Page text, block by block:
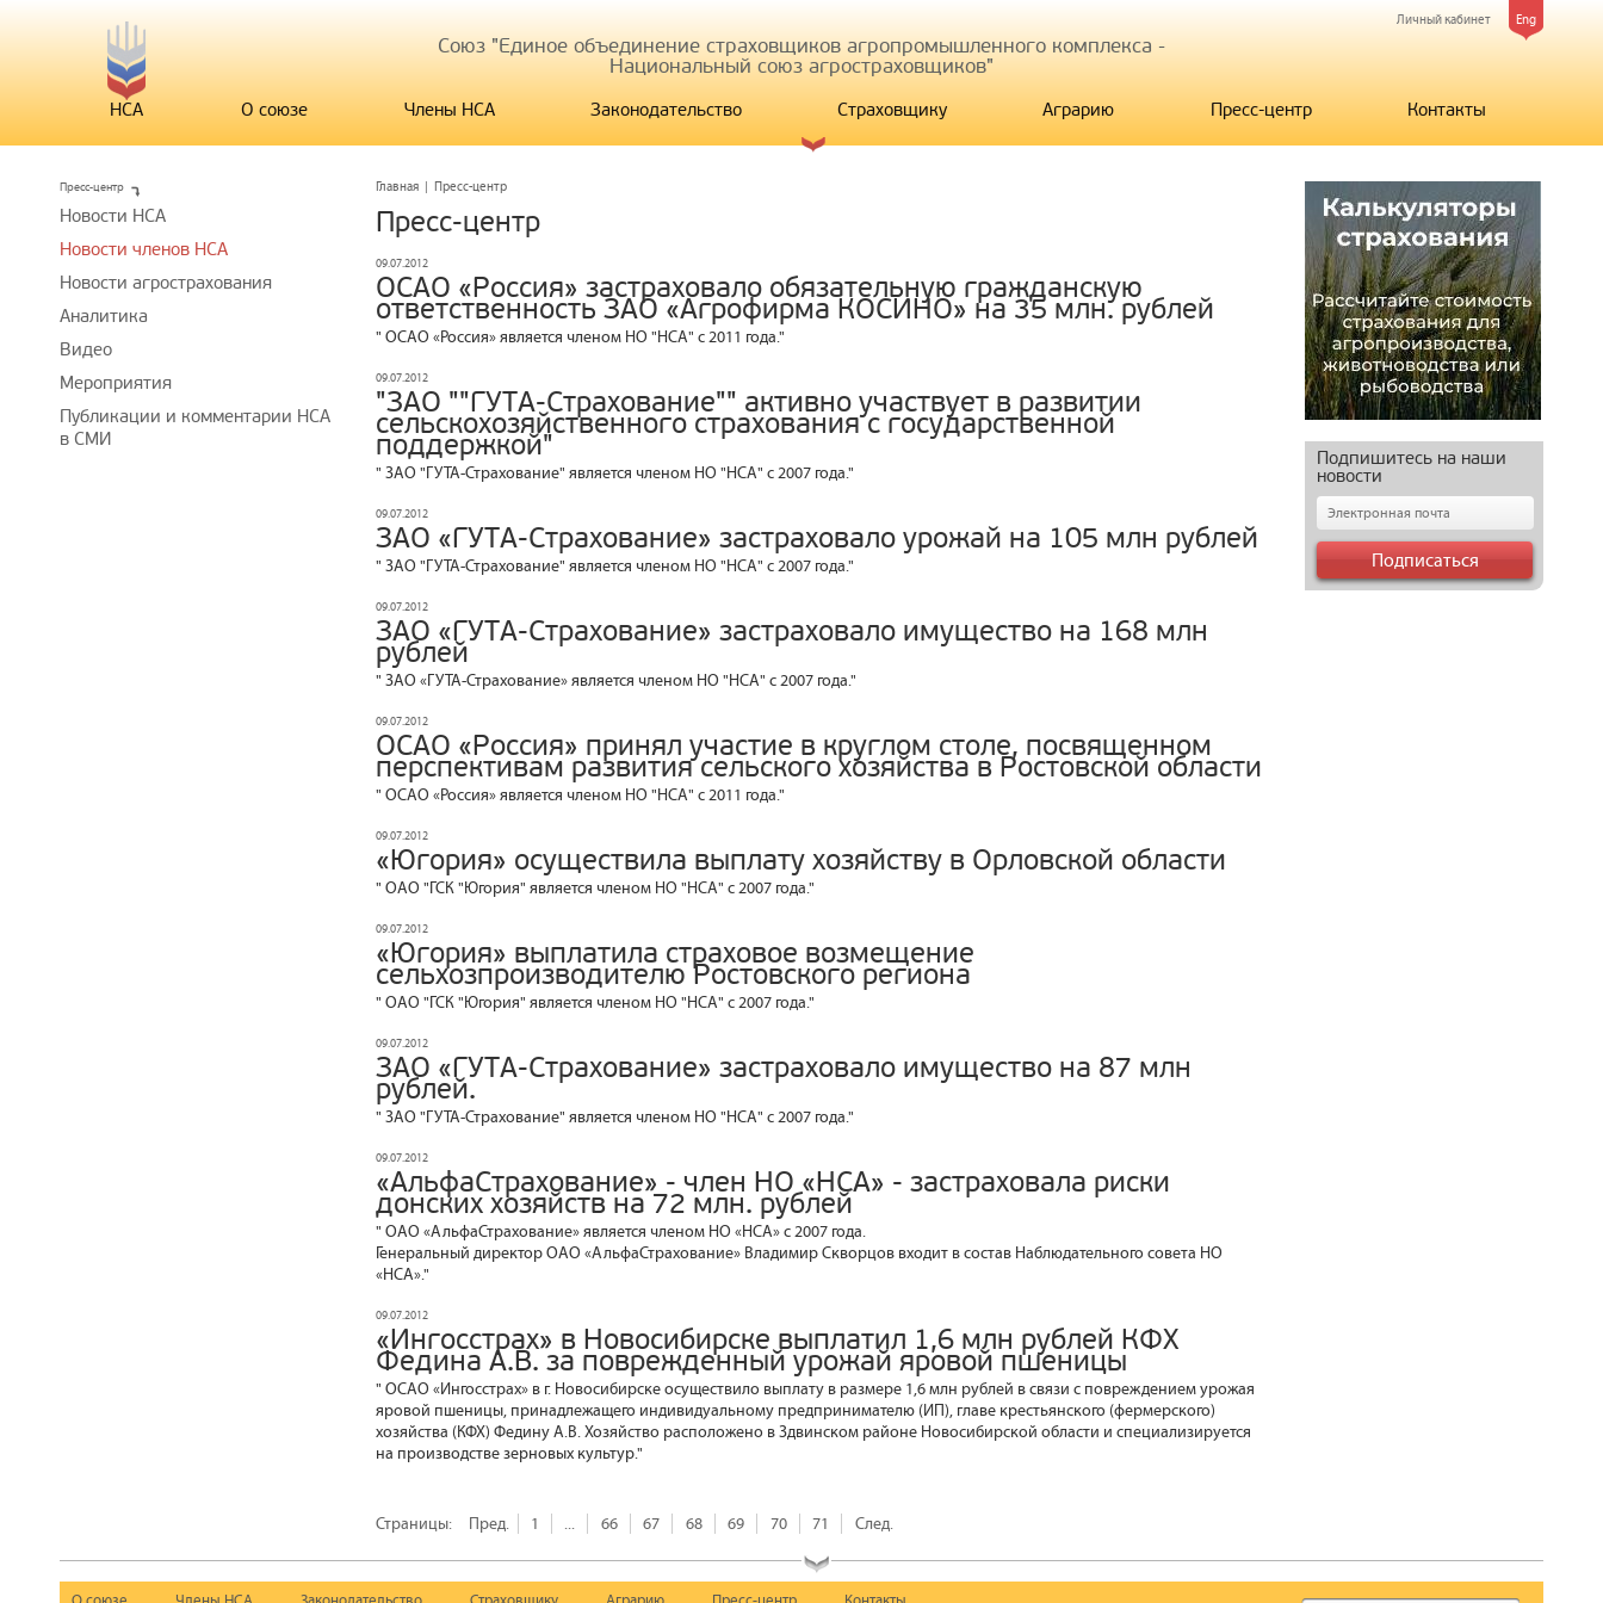
Eng
Личный кабинет
Союз "Единое объединение страховщиков агропромышленного комплекса -
Национальный союз агростраховщиков"
НСА О союзе Члены НСА Законодательство Страховщику Аграрию Пресс-центр Контакты
Главная | Пресс-центр
Пресс-центр
09.07.2012
ОСАО «Россия» застраховало обязательную гражданскую
ответственность ЗАО «Агрофирма КОСИНО» на 35 млн. рублей
" ОСАО «Россия» является членом НО "НСА" с 2011 года."
09.07.2012
"ЗАО ""ГУТА-Страхование"" активно участвует в развитии
сельскохозяйственного страхования с государственной
поддержкой"
" ЗАО "ГУТА-Страхование" является членом НО "НСА" с 2007 года."
09.07.2012
ЗАО «ГУТА-Страхование» застраховало урожай на 105 млн рублей
" ЗАО "ГУТА-Страхование" является членом НО "НСА" с 2007 года."
09.07.2012
ЗАО «ГУТА-Страхование» застраховало имущество на 168 млн
рублей
" ЗАО «ГУТА-Страхование» является членом НО "НСА" с 2007 года."
09.07.2012
ОСАО «Россия» принял участие в круглом столе, посвященном
перспективам развития сельского хозяйства в Ростовской области
" ОСАО «Россия» является членом НО "НСА" с 2011 года."
09.07.2012
«Югория» осуществила выплату хозяйству в Орловской области
" ОАО "ГСК "Югория" является членом НО "НСА" с 2007 года."
09.07.2012
«Югория» выплатила страховое возмещение
сельхозпроизводителю Ростовского региона
" ОАО "ГСК "Югория" является членом НО "НСА" с 2007 года."
09.07.2012
ЗАО «ГУТА-Страхование» застраховало имущество на 87 млн
рублей.
" ЗАО "ГУТА-Страхование" является членом НО "НСА" с 2007 года."
09.07.2012
«АльфаСтрахование» - член НО «НСА» - застраховала риски
донских хозяйств на 72 млн. рублей
" ОАО «АльфаСтрахование» является членом НО «НСА» с 2007 года.
Генеральный директор ОАО «АльфаСтрахование» Владимир Скворцов входит в состав Наблюдательного совета НО
«НСА»."
09.07.2012
«Ингосстрах» в Новосибирске выплатил 1,6 млн рублей КФХ
Федина А.В. за поврежденный урожай яровой пшеницы
" ОСАО «Ингосстрах» в г. Новосибирске осуществило выплату в размере 1,6 млн рублей в связи с повреждением урожая
яровой пшеницы, принадлежащего индивидуальному предпринимателю (ИП), главе крестьянского (фермерского)
хозяйства (КФХ) Федину А.В. Хозяйство расположено в Здвинском районе Новосибирской области и специализируется
на производстве зерновых культур."
Страницы: Пред. 1 ... 66 67 68 69 70 71 След.
Пресс-центр
Новости НСА
Новости членов НСА
Новости агрострахования
Аналитика
Видео
Мероприятия
Публикации и комментарии НСА
в СМИ
Подпишитесь на наши
новости